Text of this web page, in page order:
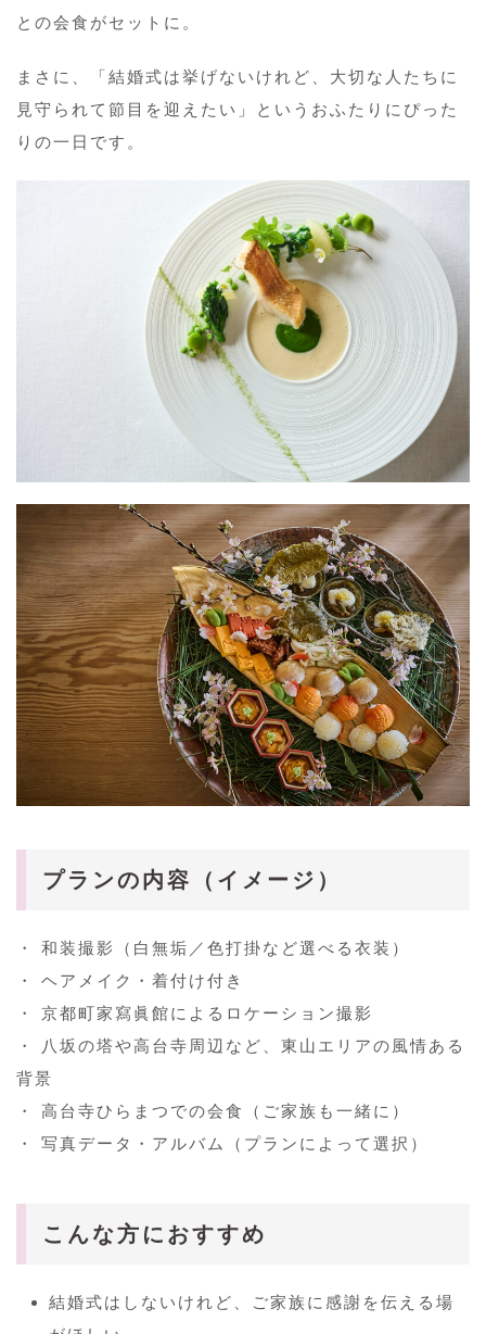
との会食がセットに。
まさに、「結婚式は挙げないけれど、大切な人たちに
見守られて節目を迎えたい」というおふたりにぴった
りの一日です。
プランの内容（イメージ）
・ 和装撮影（白無垢／色打掛など選べる衣装）
・ ヘアメイク・着付け付き
・ 京都町家寫眞館によるロケーション撮影
・ 八坂の塔や高台寺周辺など、東山エリアの風情ある
背景
・ 高台寺ひらまつでの会食（ご家族も一緒に）
・ 写真データ・アルバム（プランによって選択）
こんな方におすすめ
結婚式はしないけれど、ご家族に感謝を伝える場